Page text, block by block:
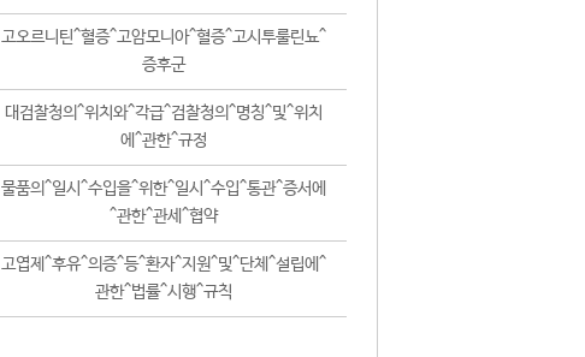
고오르니틴^혈증^고암모니아^혈증^고시투룰린뇨^
증후군
대검찰청의^위치와^각급^검찰청의^명칭^및^위치
에^관한^규정
물품의^일시^수입을^위한^일시^수입^통관^증서에
^관한^관세^협약
고엽제^후유^의증^등^환자^지원^및^단체^설립에^
관한^법률^시행^규칙